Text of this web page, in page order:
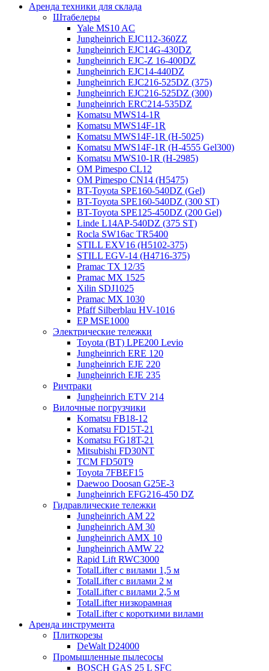
Аренда техники для склада
Штабелеры
Yale MS10 AC
Jungheinrich EJC112-360ZZ
Jungheinrich EJC14G-430DZ
Jungheinrich EJC-Z 16-400DZ
Jungheinrich EJC14-440DZ
Jungheinrich EJC216-525DZ (375)
Jungheinrich EJC216-525DZ (300)
Jungheinrich ERC214-535DZ
Komatsu MWS14-1R
Komatsu MWS14F-1R
Komatsu MWS14F-1R (H-5025)
Komatsu MWS14F-1R (H-4555 Gel300)
Komatsu MWS10-1R (Н-2985)
OM Pimespo CL12
OM Pimespo CN14 (Н5475)
BT-Toyota SPE160-540DZ (Gel)
BT-Toyota SPE160-540DZ (300 ST)
BT-Toyota SPE125-450DZ (200 Gel)
Linde L14AP-540DZ (375 ST)
Rocla SW16ac TR5400
STILL EXV16 (H5102-375)
STILL EGV-14 (H4716-375)
Pramac TX 12/35
Pramac MX 1525
Xilin SDJ1025
Pramac MX 1030
Pfaff Silberblau HV-1016
EP MSE1000
Электрические тележки
Toyota (BT) LPE200 Levio
Jungheinrich ERE 120
Jungheinrich EJE 220
Jungheinrich EJE 235
Ричтраки
Jungheinrich ETV 214
Вилочные погрузчики
Komatsu FB18-12
Komatsu FD15T-21
Komatsu FG18T-21
Mitsubishi FD30NT
TCM FD50T9
Toyota 7FBEF15
Daewoo Doosan G25E-3
Jungheinrich EFG216-450 DZ
Гидравлические тележки
Jungheinrich AM 22
Jungheinrich AM 30
Jungheinrich AMX 10
Jungheinrich AMW 22
Rapid Lift RWC3000
TotalLifter с вилами 1,5 м
TotalLifter с вилами 2 м
TotalLifter с вилами 2,5 м
TotalLifter низкорамная
TotalLifter с короткими вилами
Аренда инструмента
Плиткорезы
DeWalt D24000
Промышленные пылесосы
BOSCH GAS 25 L SFC